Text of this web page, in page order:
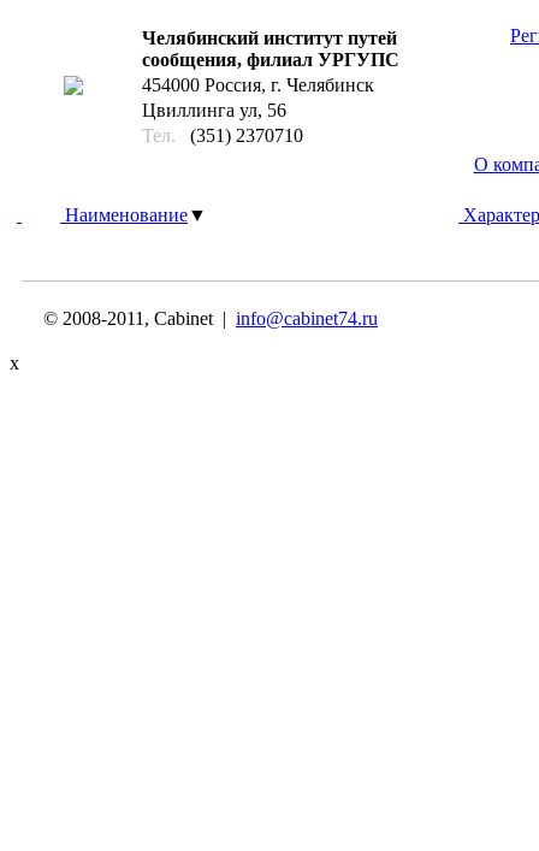
Челябинский институт путей
сообщения, филиал УРГУПС
454000 Россия, г. Челябинск
Цвиллинга ул, 56
Тел.
(351) 2370710
О
Наименование▼
© 2008-2011, Cabinet | info@cabinet74.ru
x